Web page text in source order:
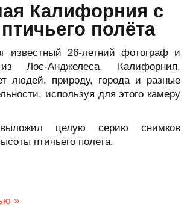
Калифорния с
полёта
известный 26-летний фотограф и
Лос-Анджелеса, Калифорния,
людей, природу, города и разные
используя для этого камеру
целую серию снимков
птичьего полета.
»